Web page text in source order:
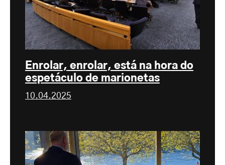
Enrolar, enrolar, está na hora do
espetáculo de marionetas
10.04.2025